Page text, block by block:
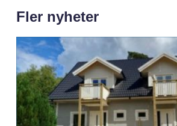
Fler nyheter